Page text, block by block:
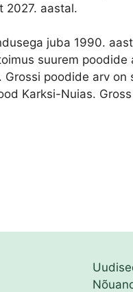
2027. aastal.
juba 1990.
suurem poodide
poodide arv
Karksi-Nuias.